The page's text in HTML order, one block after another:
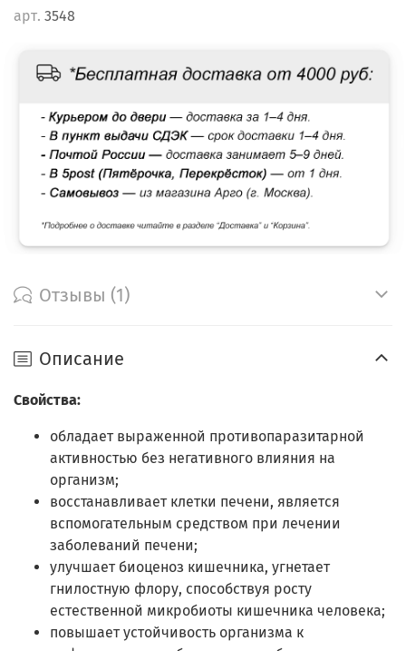
арт. 3548
Отзывы (1)
Описание
Свойства:
обладает выраженной противопаразитарной
активностью без негативного влияния на
организм;
восстанавливает клетки печени, является
вспомогательным средством при лечении
заболеваний печени;
улучшает биоценоз кишечника, угнетает
гнилостную флору, способствуя росту
естественной микробиоты кишечника человека;
повышает устойчивость организма к